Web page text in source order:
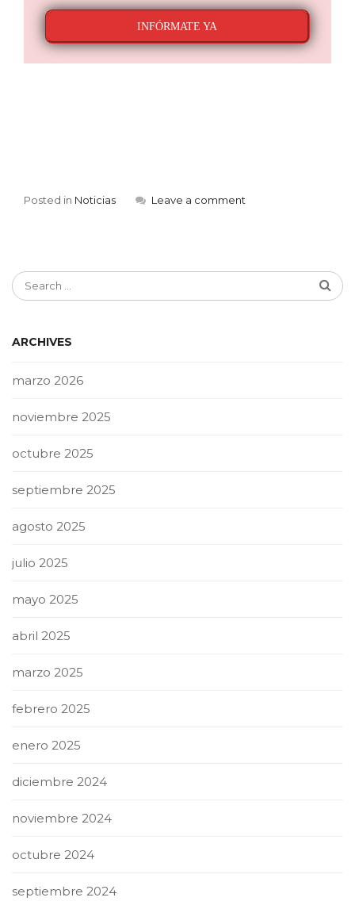
INFÓRMATE YA
Posted in Noticias Leave a comment
ARCHIVES
marzo 2026
noviembre 2025
octubre 2025
septiembre 2025
agosto 2025
julio 2025
mayo 2025
abril 2025
marzo 2025
febrero 2025
enero 2025
diciembre 2024
noviembre 2024
octubre 2024
septiembre 2024